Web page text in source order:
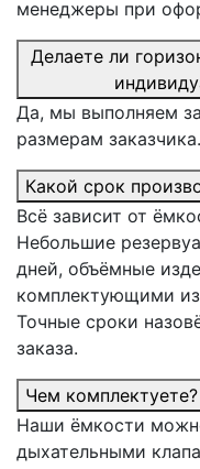
менеджеры при
Делаете ли
Да, мы выполняем
размерам заказчика.
Какой срок
Всё зависит от
Небольшие
дней, объёмные
комплектующими
Точные сроки
заказа.
Чем комплектуете?
Наши ёмкости
дыхательными